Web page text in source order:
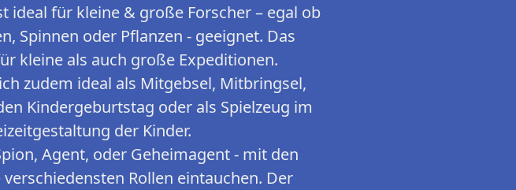
ideal für kleine & große Forscher – egal ob
Spinnen oder Pflanzen - geeignet. Das
kleine als auch große Expeditionen.
zudem ideal als Mitgebsel, Mitbringsel,
Kindergeburtstag oder als Spielzeug im
der Kinder.
Agent, oder Geheimagent - mit den
Rollen eintauchen. Der